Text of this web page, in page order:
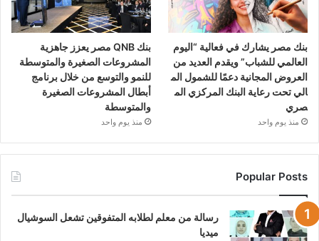
بنك مصر يشارك في فعالية “اليوم
العالمي للشباب” ويقدم العديد من
العروض المجانية دعمًا للشمول الم
الي تحت رعاية البنك المركزي الم
صري
منذ يوم واحد
بنك QNB مصر يعزز جاهزية
المشروعات الصغيرة والمتوسطة
للنمو والتوسع من خلال برنامج
أبطال المشروعات الصغيرة
والمتوسطة
منذ يوم واحد
Popular Posts
رسالة من معلم لطلابه المتفوقين تشعل السوشيال
ميديا